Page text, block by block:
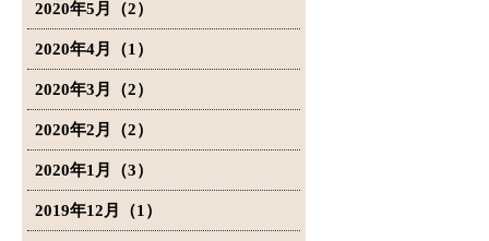
2020年5月（2）
2020年4月（1）
2020年3月（2）
2020年2月（2）
2020年1月（3）
2019年12月（1）